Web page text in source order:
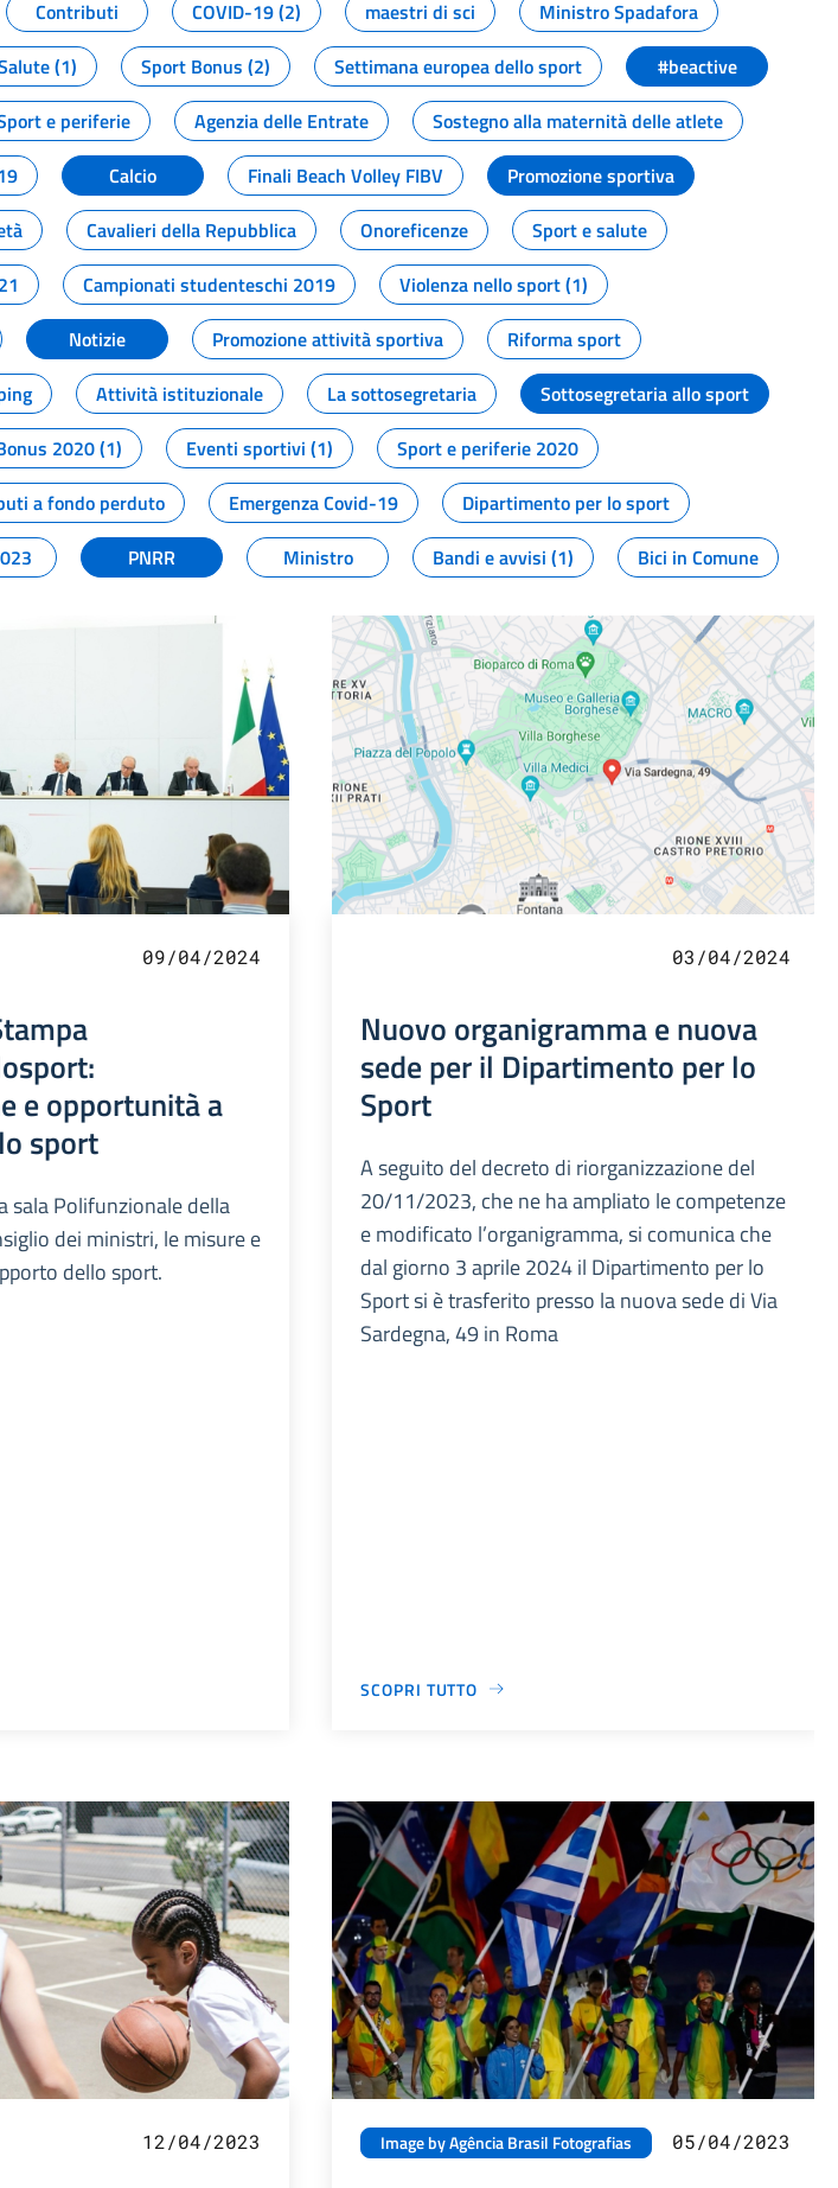
Contributi COVID-19 (2) maestri di sci
Ministro Spadafora
(1) Sport Bonus (2) Settimana europea dello sport
#beactive
e periferie Agenzia delle Entrate
Sostegno alla maternità delle atlete
Calcio Finali Beach Volley FIBV
Promozione sportiva
Cavalieri della Repubblica Onoreficenze
Sport e salute
Campionati studenteschi 2019
Violenza nello sport (1)
Notizie Promozione attività sportiva
Riforma sport
Attività istituzionale La sottosegretaria
Sottosegretaria allo sport
2020 (1) Eventi sportivi (1)
Sport e periferie 2020
a fondo perduto Emergenza Covid-19
Dipartimento per lo sport
PNRR Ministro Bandi e avvisi (1) Bici in Comune
09/04/2024
e opportunità a
sport
sala Polifunzionale della
dei ministri, le misure e
dello sport.
03/04/2024
Nuovo organigramma e nuova
sede per il Dipartimento per lo
Sport
A seguito del decreto di riorganizzazione del
20/11/2023, che ne ha ampliato le competenze
e modificato l’organigramma, si comunica che
dal giorno 3 aprile 2024 il Dipartimento per lo
Sport si è trasferito presso la nuova sede di Via
Sardegna, 49 in Roma
SCOPRI TUTTO
12/04/2023 Image by Agência Brasil Fotografias 05/04/2023